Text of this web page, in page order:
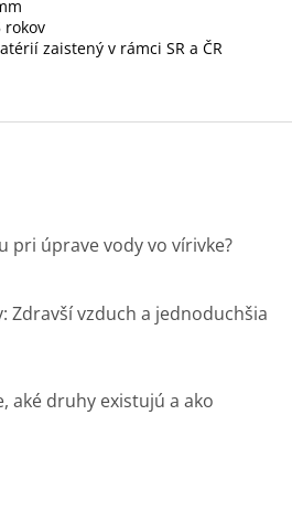
rokov
zaistený v rámci SR a ČR
pri úprave vody vo vírivke?
Zdravší vzduch a jednoduchšia
aké druhy existujú a ako